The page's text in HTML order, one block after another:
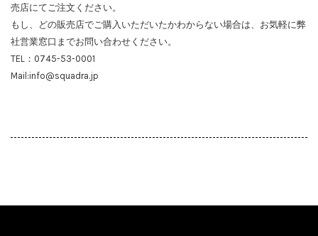
売店にてご注文ください。
もし、どの販売店でご購入いただいたかわからない場合は、お気軽に弊
社営業窓口までお問い合わせください。
TEL：0745-53-0001
Mail:info@squadra.jp